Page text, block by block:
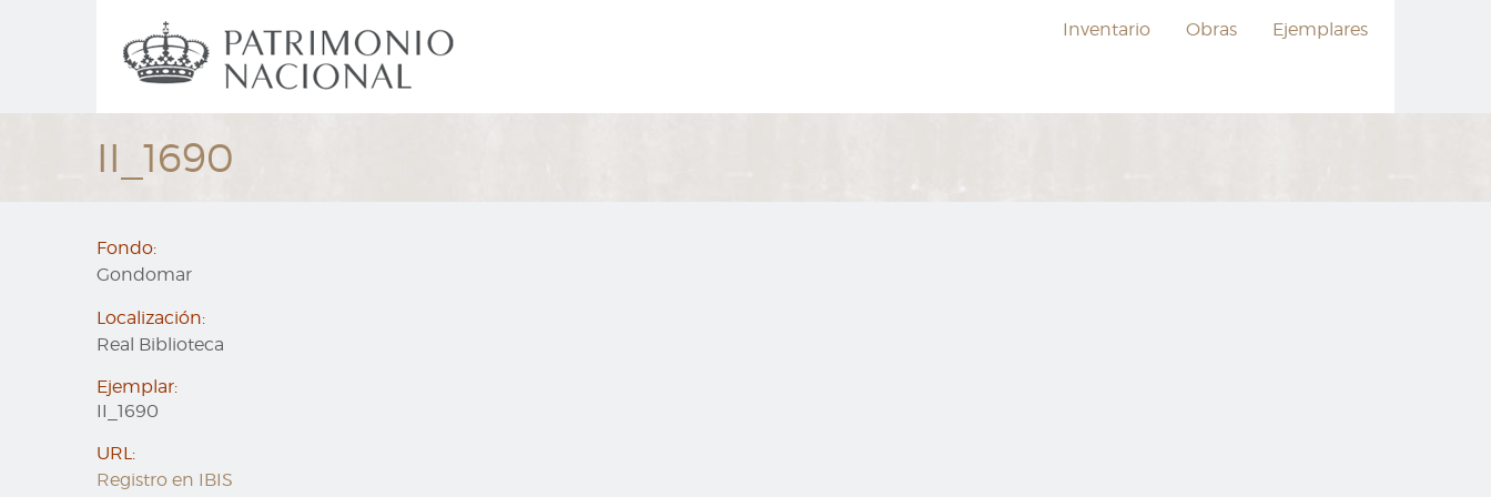
Navegación
principal
Inventario Obras Ejemplares
II_1690
Fondo:
Gondomar
Localización:
Real Biblioteca
Ejemplar:
II_1690
URL:
Registro en IBIS